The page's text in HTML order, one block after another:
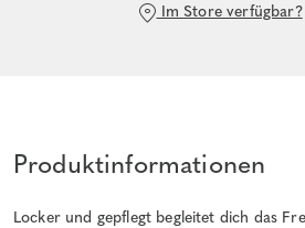
Im Store verfügbar?
Produktinformationen
Locker und gepflegt begleitet dich das